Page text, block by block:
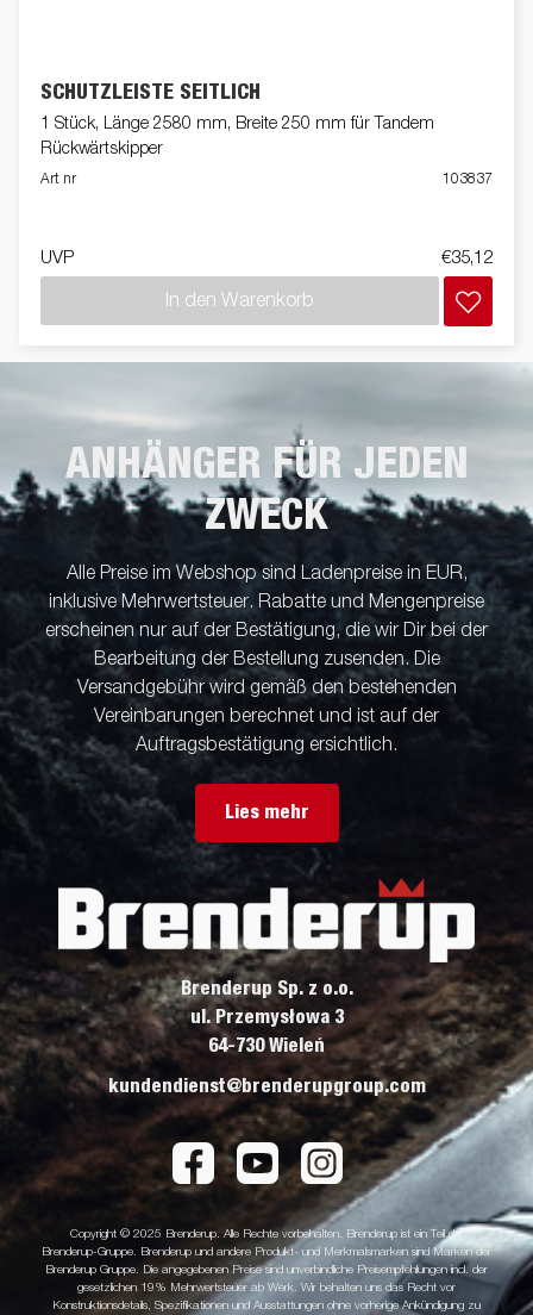
SCHUTZLEISTE SEITLICH
1 Stück, Länge 2580 mm, Breite 250 mm für Tandem
Rückwärtskipper
Art nr 103837
UVP €35,12
In den Warenkorb
ANHÄNGER FÜR JEDEN
ZWECK
Alle Preise im Webshop sind Ladenpreise in EUR,
inklusive Mehrwertsteuer. Rabatte und Mengenpreise
erscheinen nur auf der Bestätigung, die wir Dir bei der
Bearbeitung der Bestellung zusenden. Die
Versandgebühr wird gemäß den bestehenden
Vereinbarungen berechnet und ist auf der
Auftragsbestätigung ersichtlich.
Lies mehr
Brenderup Sp. z o.o.
ul. Przemysłowa 3
64-730 Wieleń
kundendienst@brenderupgroup.com
Copyright © 2025 Brenderup. Alle Rechte vorbehalten. Brenderup ist ein Teil der
Brenderup-Gruppe. Brenderup und andere Produkt- und Merkmalsmarken sind Marken der
Brenderup Gruppe. Die angegebenen Preise sind unverbindliche Preisempfehlungen incl. der
gesetzlichen 19% Mehrwertsteuer ab Werk. Wir behalten uns das Recht vor
Konstruktionsdetails, Spezifikationen und Ausstattungen ohne vorherige Ankündigung zu